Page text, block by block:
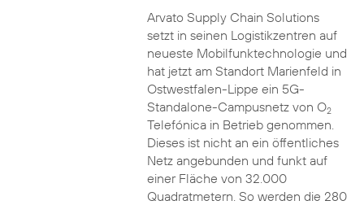
Arvato Supply Chain Solutions
setzt in seinen Logistikzentren auf
neueste Mobilfunktechnologie und
hat jetzt am Standort Marienfeld in
Ostwestfalen-Lippe ein 5G-
Standalone-Campusnetz von O2
Telefónica in Betrieb genommen.
Dieses ist nicht an ein öffentliches
Netz angebunden und funkt auf
einer Fläche von 32.000
Quadratmetern. So werden die 280